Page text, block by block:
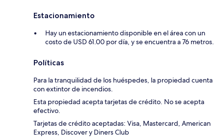
Estacionamiento
Hay un estacionamiento disponible en el área con un
costo de USD 61.00 por día, y se encuentra a 76 metros.
Políticas
Para la tranquilidad de los huéspedes, la propiedad cuenta
con extintor de incendios.
Esta propiedad acepta tarjetas de crédito. No se acepta
efectivo.
Tarjetas de crédito aceptadas: Visa, Mastercard, American
Express, Discover y Diners Club